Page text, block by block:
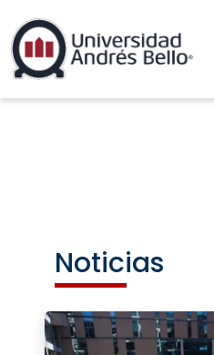
Noticias